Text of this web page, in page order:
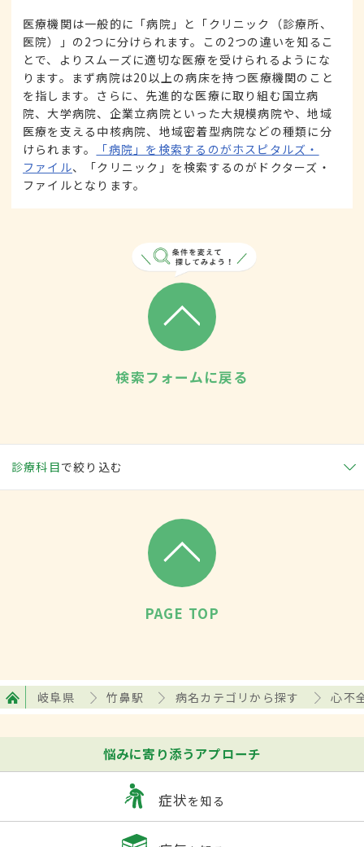
医療機関は一般的に「病院」と「クリニック（診療所、
医院）」の2つに分けられます。この2つの違いを知るこ
とで、よりスムーズに適切な医療を受けられるようにな
ります。まず病院は20以上の病床を持つ医療機関のこと
を指します。さらに、先進的な医療に取り組む国立病
院、大学病院、企業立病院といった大規模病院や、地域
医療を支える中核病院、地域密着型病院などの種類に分
けられます。
「病院」を検索するのがホスピタルズ・
ファイル、「クリニック」を検索するのがドクターズ・
ファイルとなります。
検索フォームに戻る
診療科目で絞り込む
PAGE TOP
岐阜県 竹鼻駅 病名カテゴリから探す 心不
悩みに寄り添うアプローチ
症状を知る